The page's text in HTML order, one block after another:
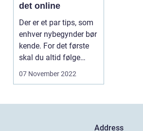
det online
Der er et par tips, som
enhver nybegynder bør
kende. For det første
skal du altid følge
opskriften t...
07 November 2022
Address